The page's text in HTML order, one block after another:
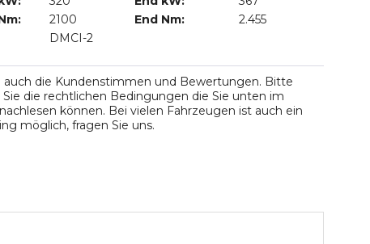
2100 End Nm:
2.455
DMCI-2
auch die Kundenstimmen und Bewertungen. Bitte
die rechtlichen Bedingungen die Sie unten im
können. Bei vielen Fahrzeugen ist auch ein
möglich, fragen Sie uns.